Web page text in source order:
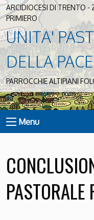
ARCIDIOCESI DI TRENTO -
PRIMIERO
UNITA'
DELLA PACE
PARROCCHIE ALTIPIANI
Menu
PASTORALE